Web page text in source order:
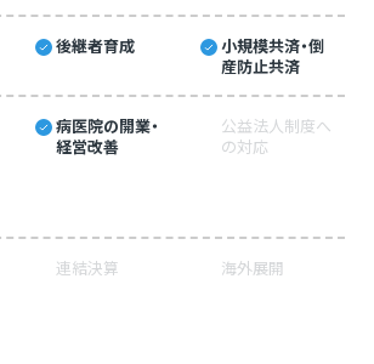
後継者育成
小規模共済・倒
産防止共済
病医院の開業・
経営改善
公益法人制度へ
の対応
連結決算 海外展開